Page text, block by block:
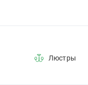
Люстры